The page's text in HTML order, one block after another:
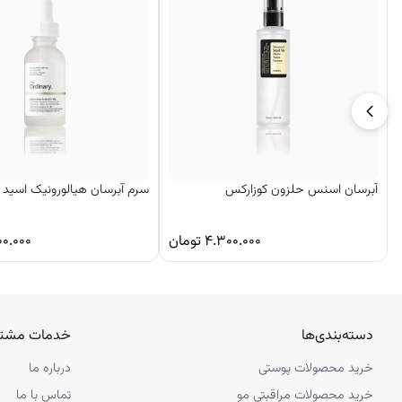
حاوی نمک صورتی هیمالیا که با ۸۰ ماده معدنی، منافذ را تمیز و پاکسازی می‌ کند
بافت آبرسان و سبک آن بدون ایجاد حس چسبندگی، رطوبت مورد نیاز پوست
نحوه استفاده:
پس از شستشوی پوست و استفاده از تونر، مقدار مناسبی از آمپول را
پوستی، می‌ توانید صبح و شب از آمپول‌ ها استفاده کنید.
آبرسان اسنس حلزون کوزارکس
۴.۳۰۰.۰۰۰ تومان
سرم آبرسان هیالورونیک اسید
دسته‌بندی‌ها
خرید محصولات پوستی
خرید محصولات مراقبتی مو
خدمات
درباره ما
تماس با ما